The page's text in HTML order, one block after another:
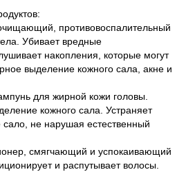
противовоспалительный
Убивает вредные
накопления, которые могут
выделение кожного сала, акне и
для жирной кожи головы.
кожного сала. Устраняет
сало, не нарушая естественный
смягчающий и успокаивающий
и распутывает волосы.